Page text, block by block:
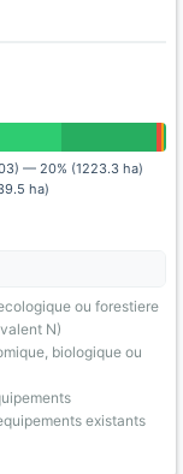
— 20% (1223.3 ha)
ha)
ou forestiere
N)
biologique ou
existants